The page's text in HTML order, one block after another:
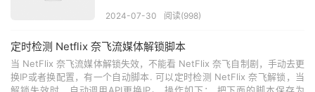
2024-07-30 阅读(998)
定时检测 Netflix 奈飞流媒体解锁脚本
当 NetFlix 奈飞流媒体解锁失效，不能看 NetFlix 奈飞自制剧，手动去更
换IP或者换配置，有一个自动脚本. 可以定时检测 NetFlix 奈飞解锁，当